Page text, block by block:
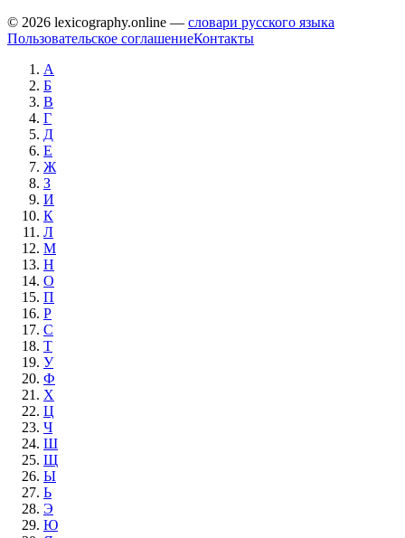
© 2026 lexicography.online — словари русского языка
Пользовательское соглашениеКонтакты
А
Б
В
Г
Д
Е
Ж
З
И
К
Л
М
Н
О
П
Р
С
Т
У
Ф
Х
Ц
Ч
Ш
Щ
Ы
Ь
Э
Ю